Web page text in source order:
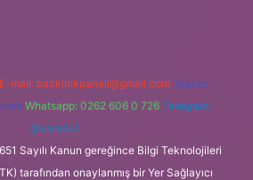
E-mail: backlinkpaneli@gmail.com Teams:
Whatsapp: 0262 606 0 726 Telegram:
@karabul
Sayılı Kanun gereğince Bilgi Teknolojileri
tarafından onaylanmış bir Yer Sağlayıcı